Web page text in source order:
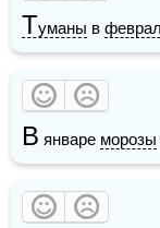
Туманы в
В январе морозы